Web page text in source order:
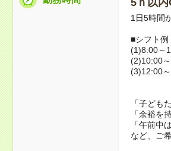
1日5時間
■シフト例
(1)8:00～
(2)10:00
(3)12:00
「子ども
「余裕を
「午前中
など、ご